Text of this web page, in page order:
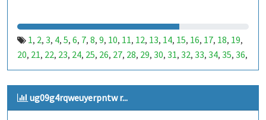
1, 2, 3, 4, 5, 6, 7, 8, 9, 10, 11, 12, 13, 14, 15, 16, 17, 18, 19,
20, 21, 22, 23, 24, 25, 26, 27, 28, 29, 30, 31, 32, 33, 34, 35, 36,
37,38,39,40,41,42,43,44,45,46,47,48,49,50,51,52,53,
99,100,101,102,103,104,105,106,107,108,109,110,
111,112,113,114,115,116,
123,124,125,126,127,128,129,130,131,132,133,134,
ug09g4rqweuyerpntw r...